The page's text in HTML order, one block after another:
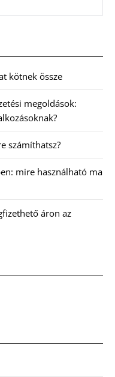
kötnek össze
megoldások:
számíthatsz?
mire használható ma
áron az